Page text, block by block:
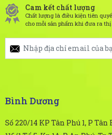
Cam kết chất lượng
Chất lượng là điều kiện tiên
cho mỗi sản phẩm khi đưa ra
Bình Dương
Số 220/14 KP Tân Phú 1, P